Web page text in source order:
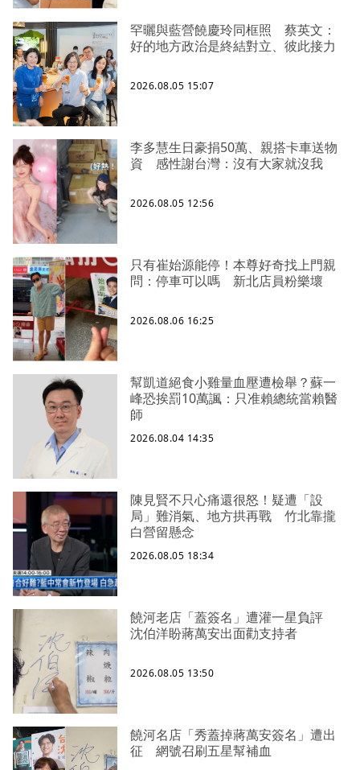
罕曬與藍營饒慶玲同框照 蔡英文：
好的地方政治是終結對立、彼此接力
2026.08.05 15:07
李多慧生日豪捐50萬、親搭卡車送物
資 感性謝台灣：沒有大家就沒我
2026.08.05 12:56
只有崔始源能停！本尊好奇找上門親
問：停車可以嗎 新北店員粉樂壞
2026.08.06 16:25
幫凱道絕食小雞量血壓遭檢舉？蘇一
峰恐挨罰10萬諷：只准賴總統當賴醫
師
2026.08.04 14:35
陳見賢不只心痛還很怒！疑遭「設
局」難消氣、地方拱再戰 竹北靠攏
白營留懸念
2026.08.05 18:34
饒河老店「蓋簽名」遭灌一星負評
沈伯洋盼蔣萬安出面勸支持者
2026.08.05 13:50
饒河名店「秀蓋掉蔣萬安簽名」遭出
征 網號召刷五星幫補血